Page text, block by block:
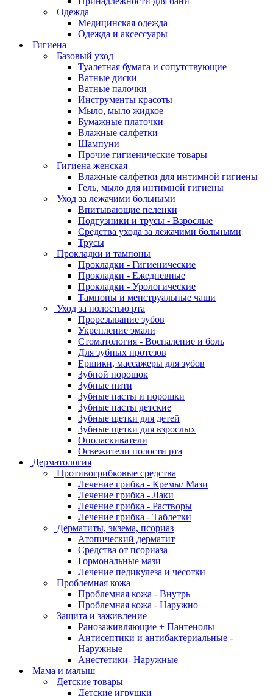
Одежда
Медицинская одежда
Одежда и аксессуары
Гигиена
Базовый уход
Туалетная бумага и сопутствующие
Ватные диски
Ватные палочки
Инструменты красоты
Мыло, мыло жидкое
Бумажные платочки
Влажные салфетки
Шампуни
Прочие гигиенические товары
Гигиена женская
Влажные салфетки для интимной гигиены
Гель, мыло для интимной гигиены
Уход за лежачими больными
Впитывающие пеленки
Подгузники и трусы - Взрослые
Средства ухода за лежачими больными
Трусы
Прокладки и тампоны
Прокладки - Гигиенические
Прокладки - Ежедневные
Прокладки - Урологические
Тампоны и менструальные чаши
Уход за полостью рта
Прорезывание зубов
Укрепление эмали
Стоматология - Воспаление и боль
Для зубных протезов
Ершики, массажеры для зубов
Зубной порошок
Зубные нити
Зубные пасты и порошки
Зубные пасты детские
Зубные щетки для детей
Зубные щетки для взрослых
Ополаскиватели
Освежители полости рта
Дерматология
Противогрибковые средства
Лечение грибка - Кремы/ Мази
Лечение грибка - Лаки
Лечение грибка - Растворы
Лечение грибка - Таблетки
Дерматиты, экзема, псориаз
Атопический дерматит
Средства от псориаза
Гормональные мази
Лечение педикулеза и чесотки
Проблемная кожа
Проблемная кожа - Внутрь
Проблемная кожа - Наружно
Защита и заживление
Ранозаживляющие + Пантенолы
Антисептики и антибактериальные -
Наружные
Анестетики- Наружные
Мама и малыш
Детские товары
Детские игрушки